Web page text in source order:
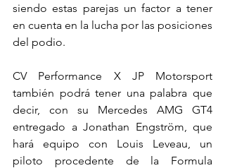
siendo estas parejas un factor a tener
en cuenta en la lucha por las posiciones
del podio.
CV Performance X JP Motorsport
también podrá tener una palabra que
decir, con su Mercedes AMG GT4
entregado a Jonathan Engström, que
hará equipo con Louis Leveau, un
piloto procedente de la Formula